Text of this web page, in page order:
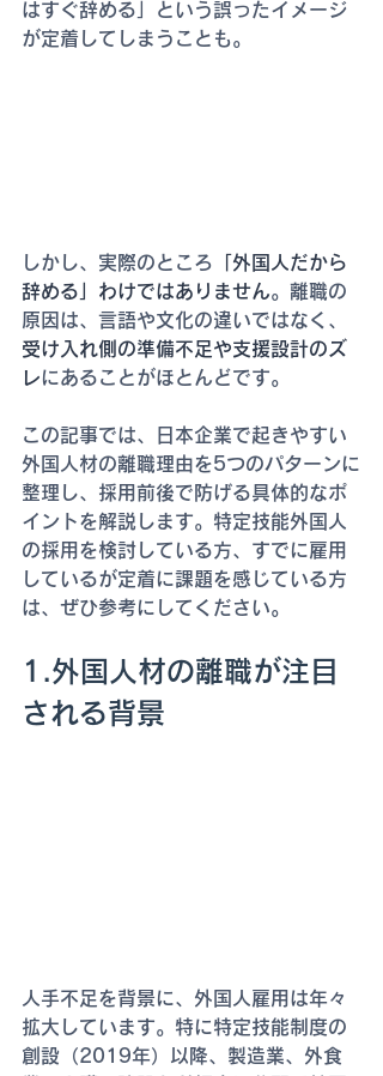
はすぐ辞める」という誤ったイメージ
が定着してしまうことも。
しかし、実際のところ 「外国人だから
辞める」わけではありません。離職の
原因は、言語や文化の違いではなく、
受け入れ側の準備不足や支援設計のズ
レにあることがほとんどです。
この記事では、日本企業で起きやすい
外国人材の離職理由を5つのパターンに
整理し、採用前後で防げる具体的なポ
イントを解説します。特定技能外国人
の採用を検討している方、すでに雇用
しているが定着に課題を感じている方
は、ぜひ参考にしてください。
1.外国人材の離職が注目
される背景
人手不足を背景に、外国人雇用は年々
拡大しています。特に特定技能制度の
創設（2019年）以降、製造業、外食